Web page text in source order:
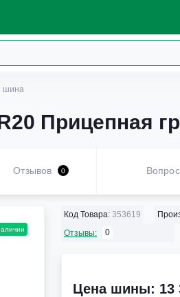
шина
Прицепная
Отзывов 0
Код Товара: 353619
Отзывы:
0
Цена шины: 13